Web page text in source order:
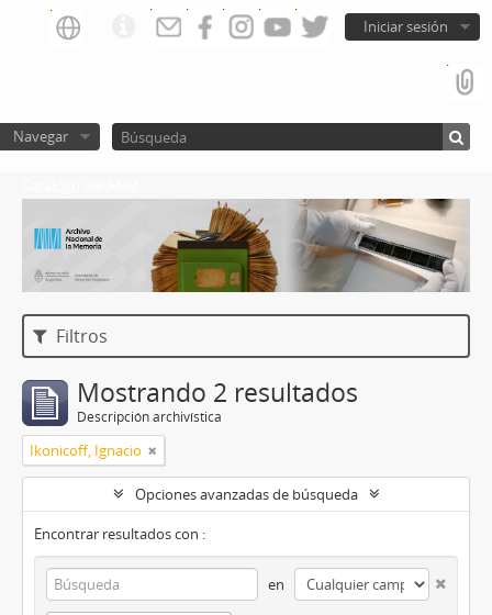
Iniciar sesión
Navegar
Filtros
Mostrando 2 resultados
Descripción archivística
Ikonicoff, Ignacio
Opciones avanzadas de búsqueda
Encontrar resultados con :
en